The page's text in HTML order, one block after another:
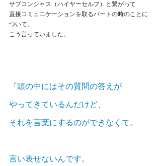
サブコンシャス（ハイヤーセルフ）と繋がって
直接コミュニケーションを取るパートの時のことに
ついて、
こう言っていました。
『頭の中にはその質問の答えが
やってきているんだけど、
それを言葉にするのができなくて。
言い表せないんです。